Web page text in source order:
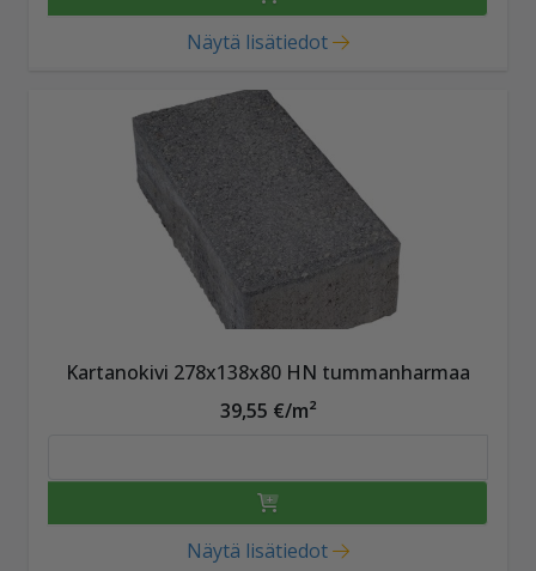
Näytä lisätiedot
Kartanokivi 278x138x80 HN tummanharmaa
39,55 €/m²
Näytä lisätiedot